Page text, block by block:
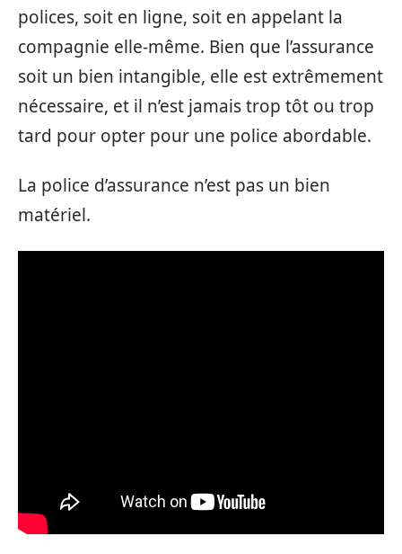
polices, soit en ligne, soit en appelant la
compagnie elle-même. Bien que l’assurance
soit un bien intangible, elle est extrêmement
nécessaire, et il n’est jamais trop tôt ou trop
tard pour opter pour une police abordable.
La police d’assurance n’est pas un bien
matériel.